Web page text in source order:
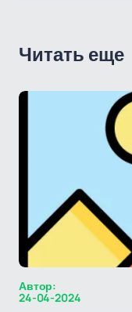
Читать еще
Автор:
24-04-2024